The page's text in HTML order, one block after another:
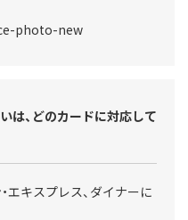
photo-new
は、どのカードに対応して
エキスプレス、ダイナーに